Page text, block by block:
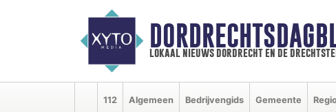
lokaal nieuws dordrecht en de
112 Algemeen Bedrijvengids Gemeente